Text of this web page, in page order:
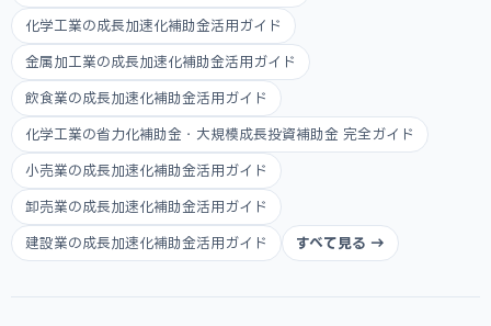
化学工業の成長加速化補助金活用ガイド
金属加工業の成長加速化補助金活用ガイド
飲食業の成長加速化補助金活用ガイド
化学工業の省力化補助金・大規模成長投資補助金 完全ガイド
小売業の成長加速化補助金活用ガイド
卸売業の成長加速化補助金活用ガイド
建設業の成長加速化補助金活用ガイド すべて見る →